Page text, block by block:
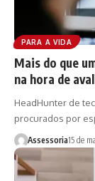
PARA A VIDA
Mais do que
na hora de
HeadHunter de
procurados por
Assessoria15 de